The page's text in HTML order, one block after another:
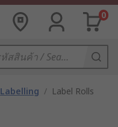
0
Labelling / Label Rolls